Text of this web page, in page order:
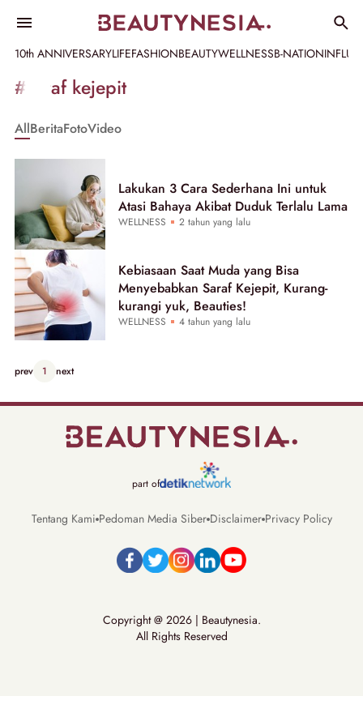
10th ANNIVERSARYLIFEFASHIONBEAUTYWELLNESSB-NATION
Informasi
[GET_DATA_TITLE]
Beautynesia
#saraf kejepit
AllBeritaFotoVideo
Lakukan 3 Cara Sederhana Ini untuk
Atasi Bahaya Akibat Duduk Terlalu Lama
WELLNESS 2 tahun yang lalu
Kebiasaan Saat Muda yang Bisa
Menyebabkan Saraf Kejepit, Kurang-
kurangi yuk, Beauties!
WELLNESS 4 tahun yang lalu
prev 1 next
part of
Tentang Kami Pedoman Media Siber Disclaimer Privacy Policy
Copyright @ 2026 | Beautynesia.
All Rights Reserved